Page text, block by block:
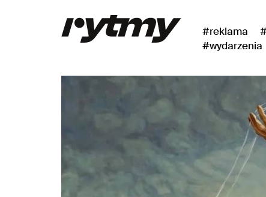
#reklama
#wydarzenia